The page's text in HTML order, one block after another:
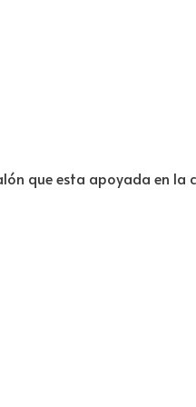
que esta apoyada en la